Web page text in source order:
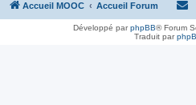
Accueil MOOC Accueil Forum
Développé parphpBB® Forum
Traduit par